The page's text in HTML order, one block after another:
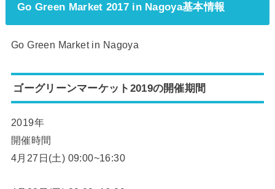
Go Green Market 2017 in Nagoya基本情報
Go Green Market in Nagoya
ゴーグリーンマーケット2019の開催期間
2019年
開催時間
4月27日(土) 09:00~16:30